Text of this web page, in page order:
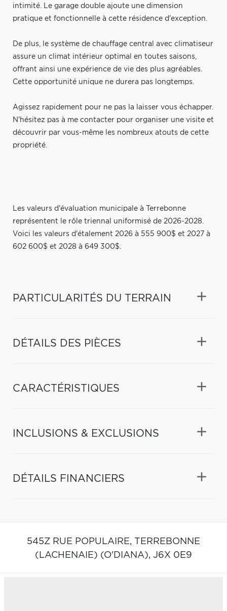
intimité. Le garage double ajoute une dimension
pratique et fonctionnelle à cette résidence d'exception.
De plus, le système de chauffage central avec climatiseur
assure un climat intérieur optimal en toutes saisons,
offrant ainsi une expérience de vie des plus agréables.
Cette opportunité unique ne durera pas longtemps.
Agissez rapidement pour ne pas la laisser vous échapper.
N'hésitez pas à me contacter pour organiser une visite et
découvrir par vous-même les nombreux atouts de cette
propriété.
Les valeurs d'évaluation municipale à Terrebonne
représentent le rôle triennal uniformisé de 2026-2028.
Voici les valeurs d'étalement 2026 à 555 900$ et 2027 à
602 600$ et 2028 à 649 300$.
PARTICULARITÉS DU TERRAIN
DÉTAILS DES PIÈCES
CARACTÉRISTIQUES
INCLUSIONS & EXCLUSIONS
DÉTAILS FINANCIERS
545Z RUE POPULAIRE, TERREBONNE
(LACHENAIE) (O'DIANA), J6X 0E9